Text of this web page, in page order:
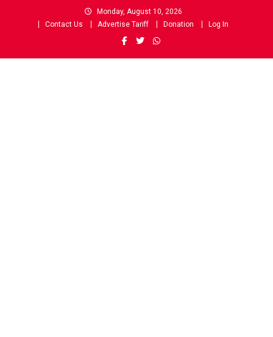
Monday, August 10, 2026
Contact Us
Advertise Tariff Donation Log In